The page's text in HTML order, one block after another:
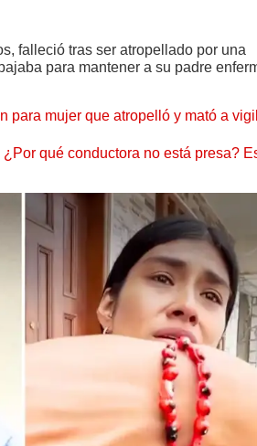
falleció tras ser atropellado por una
para mantener a su padre
para mujer que atropelló y mató a
qué conductora no está presa?